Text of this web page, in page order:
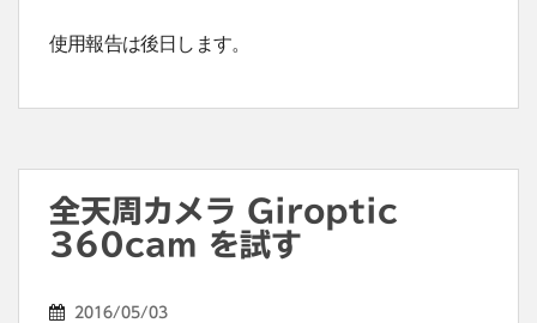
使用報告は後日します。
全天周カメラ Giroptic
360cam を試す
2016/05/03